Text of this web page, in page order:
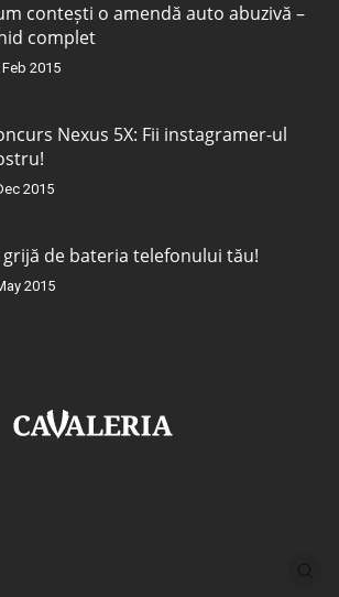
contești o amendă auto abuzivă –
complet
Feb 2015
Nexus 5X: Fii instagramer-ul
2015
grijă de bateria telefonului tău!
2015